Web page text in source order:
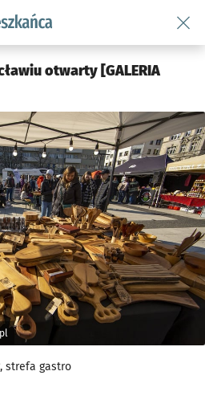
podserwis: Dla mieszkańca
otwarty [GALERIA
strefa gastro